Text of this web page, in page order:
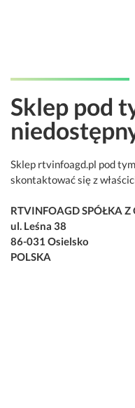
Sklep pod
Sklep rtvinfoagd.pl pod
skontaktować się z
RTVINFOAGD SPÓŁKA
ul. Leśna 38
86-031 Osielsko
POLSKA